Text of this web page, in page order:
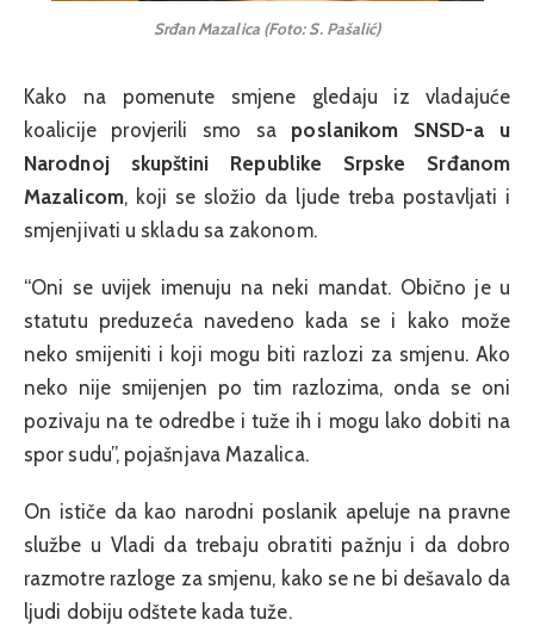
Srđan Mazalica (Foto: S. Pašalić)
Kako na pomenute smjene gledaju iz vladajuće
koalicije provjerili smo sa poslanikom SNSD-a u
Narodnoj skupštini Republike Srpske Srđanom
Mazalicom, koji se složio da ljude treba postavljati i
smjenjivati u skladu sa zakonom.
“Oni se uvijek imenuju na neki mandat. Obično je u
statutu preduzeća navedeno kada se i kako može
neko smijeniti i koji mogu biti razlozi za smjenu. Ako
neko nije smijenjen po tim razlozima, onda se oni
pozivaju na te odredbe i tuže ih i mogu lako dobiti na
spor sudu”, pojašnjava Mazalica.
On ističe da kao narodni poslanik apeluje na pravne
službe u Vladi da trebaju obratiti pažnju i da dobro
razmotre razloge za smjenu, kako se ne bi dešavalo da
ljudi dobiju odštete kada tuže.